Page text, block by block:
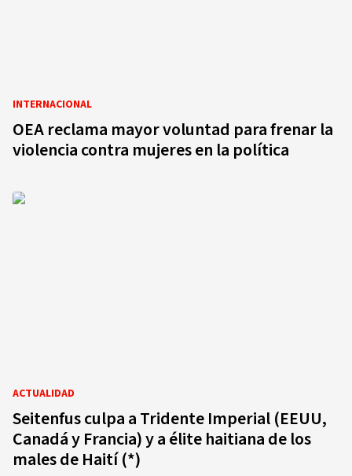
INTERNACIONAL
OEA reclama mayor voluntad para frenar la
violencia contra mujeres en la política
ACTUALIDAD
Seitenfus culpa a Tridente Imperial (EEUU,
Canadá y Francia) y a élite haitiana de los
males de Haití (*)